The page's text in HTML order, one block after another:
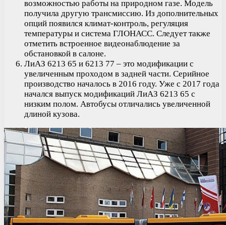
возможностью работы на природном газе. Модель
получила другую трансмиссию. Из дополнительных
опций появился климат-контроль, регуляция
температуры и система ГЛОНАСС. Следует также
отметить встроенное видеонаблюдение за
обстановкой в салоне.
ЛиАЗ 6213 65 и 6213 77 – это модификации с
увеличенным проходом в задней части. Серийное
производство началось в 2016 году. Уже с 2017 года
начался выпуск модификаций ЛиАЗ 6213 65 с
низким полом. Автобусы отличались увеличенной
длиной кузова.